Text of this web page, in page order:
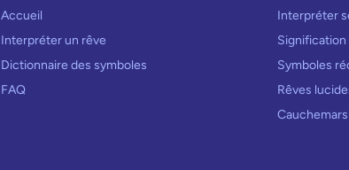
Accueil
Interpréter un rêve
Dictionnaire des symboles
FAQ
Interpréter
Signification
Symboles
Rêves
Cauchemars